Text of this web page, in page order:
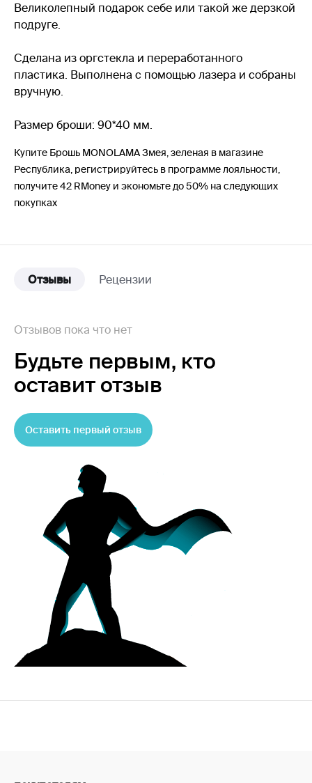
Великолепный подарок себе или такой же дерзкой
подруге.
Сделана из оргстекла и переработанного
пластика. Выполнена с помощью лазера и собраны
вручную.
Размер броши: 90*40 мм.
Купите Брошь MONOLAMA Змея, зеленая в магазине
Республика, регистрируйтесь в программе лояльности,
получите 42 RMoney и экономьте до 50% на следующих
покупках
Отзывы Рецензии
Отзывов пока что нет
Будьте первым, кто
оставит отзыв
Оставить первый отзыв